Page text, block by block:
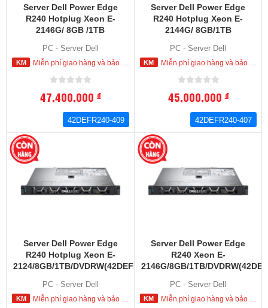
Server Dell Power Edge
R240 Hotplug Xeon E-
2146G/ 8GB /1TB
PC - Server Dell
Miễn phí giao hàng và bảo hành tận nơi trong nội thành HCM
47,400,000đ
42DEFR240-409
Server Dell Power Edge
R240 Hotplug Xeon E-
2144G/ 8GB/1TB
PC - Server Dell
Miễn phí giao hàng và bảo hành tận nơi trong nội thành HCM
45,000,000đ
42DEFR240-407
Server Dell Power Edge
R240 Hotplug Xeon E-
2124/8GB/1TB/DVDRW(42DEFR240-
PC - Server Dell
Miễn phí giao hàng và bảo hành tận nơi trong nội thành HCM
Server Dell Power Edge
R240 Xeon E-
2146G/8GB/1TB/
PC - Server Dell
Miễn phí giao hàng và bảo hành tận nơi trong nội thành HCM